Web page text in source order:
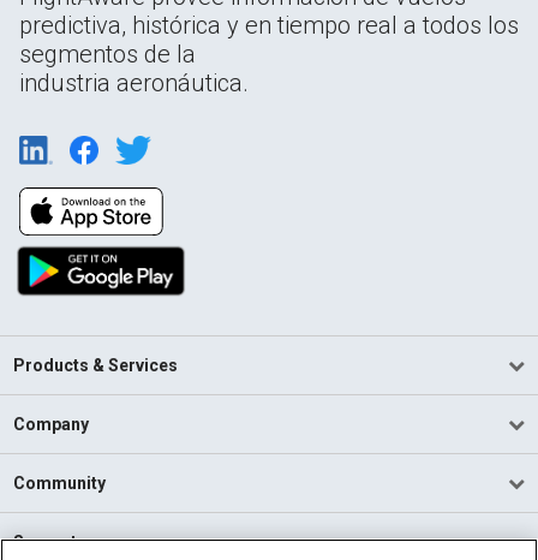
predictiva, histórica y en tiempo real a todos los
segmentos de la
industria aeronáutica.
Products & Services
Company
Community
Support